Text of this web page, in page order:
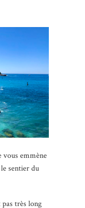
vous emmène
sentier du
pas très long